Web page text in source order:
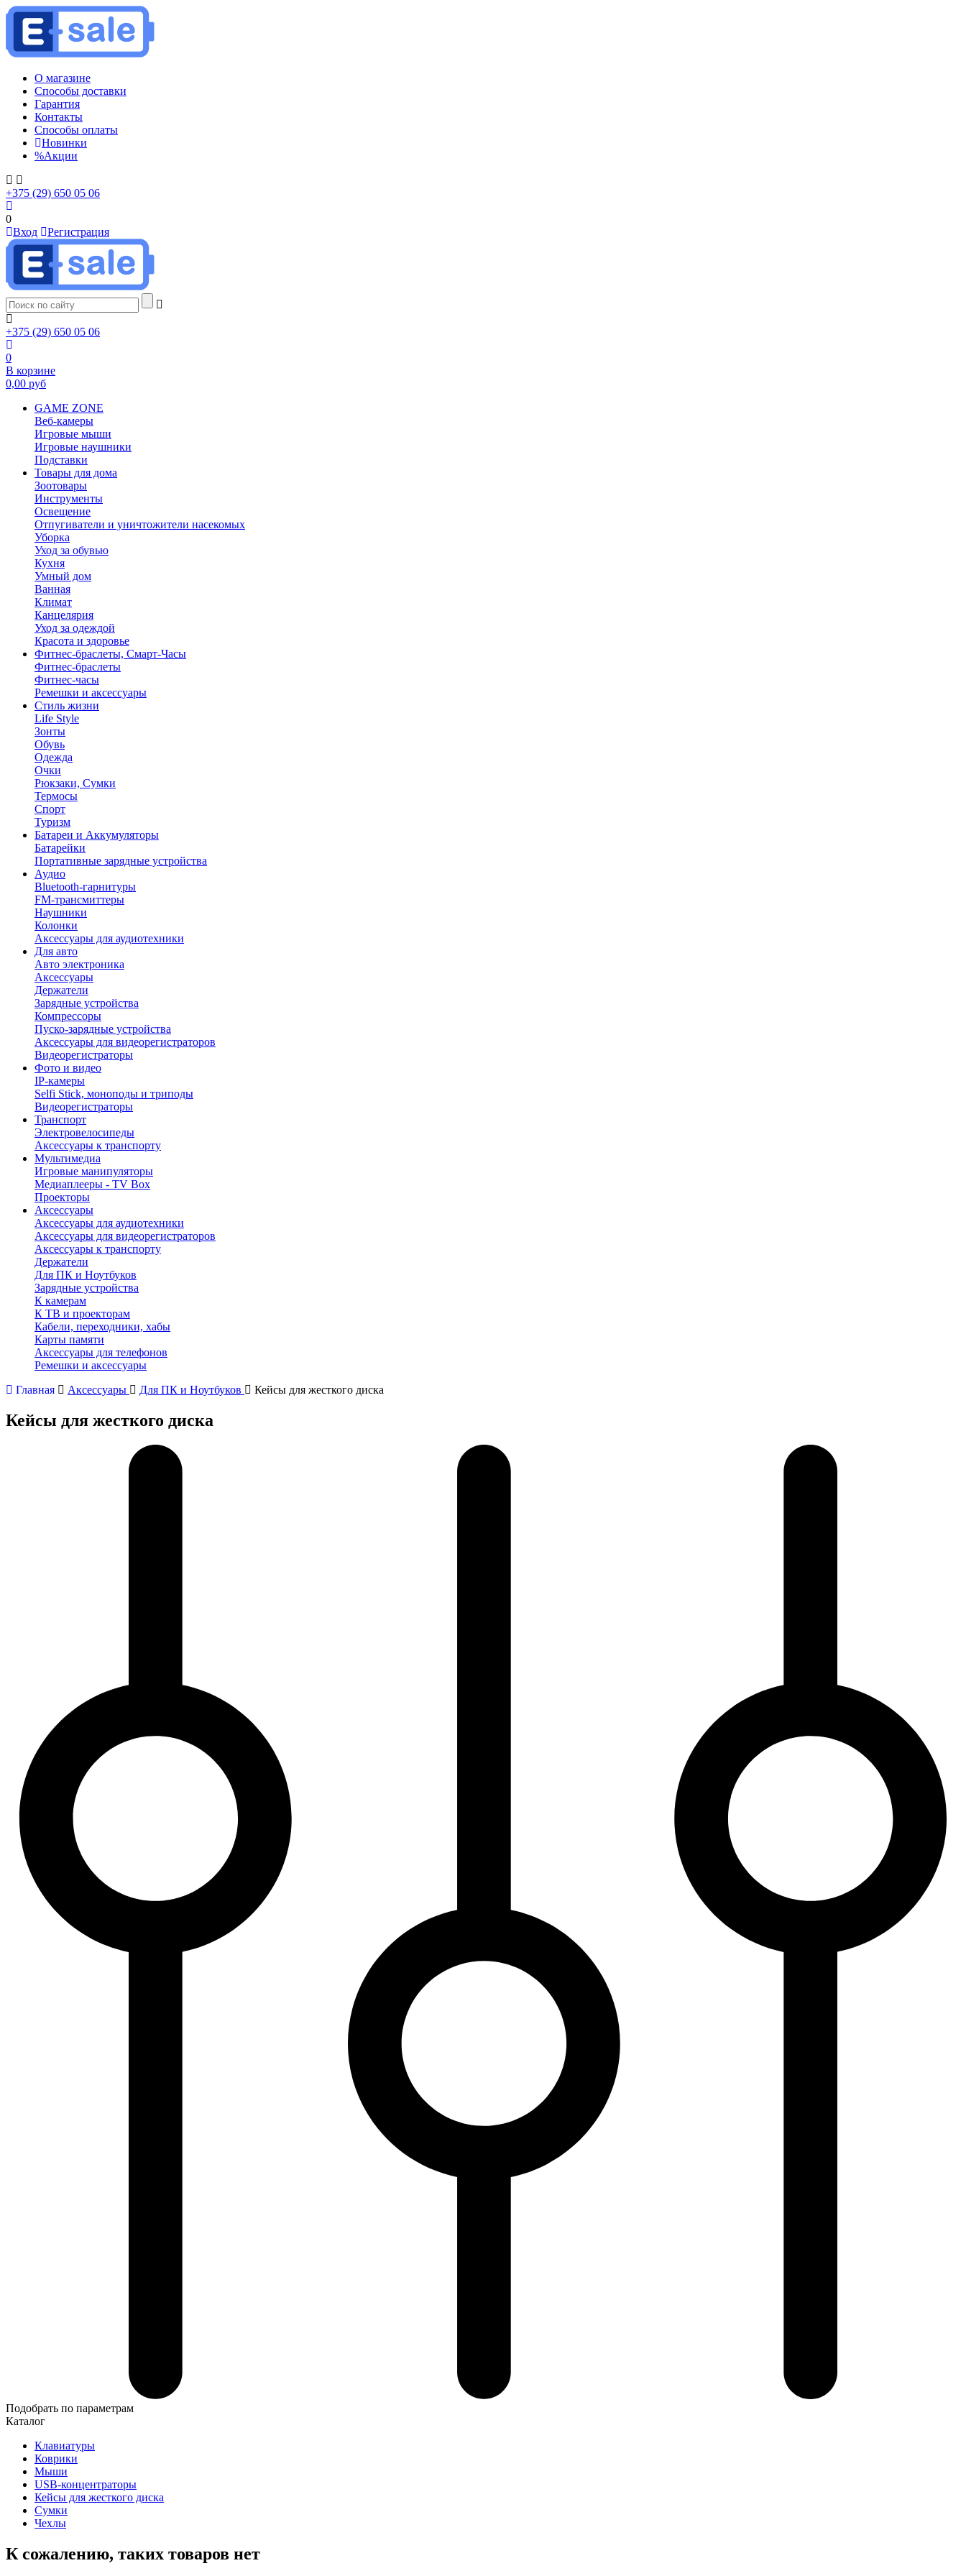
О магазине
Способы доставки
Гарантия
Контакты
Способы оплаты
Новинки
%Акции
+375 (29) 650 05 06
0
Вход
Регистрация
+375 (29) 650 05 06
0
В корзине
0,00 руб
GAME ZONE
Веб-камеры
Игровые мыши
Игровые наушники
Подставки
Товары для дома
Зоотовары
Инструменты
Освещение
Отпугиватели и уничтожители насекомых
Уборка
Уход за обувью
Кухня
Умный дом
Ванная
Климат
Канцелярия
Уход за одеждой
Красота и здоровье
Фитнес-браслеты, Смарт-Часы
Фитнес-браслеты
Фитнес-часы
Ремешки и аксессуары
Стиль жизни
Life Style
Зонты
Обувь
Одежда
Очки
Рюкзаки, Сумки
Термосы
Спорт
Туризм
Батареи и Аккумуляторы
Батарейки
Портативные зарядные устройства
Аудио
Bluetooth-гарнитуры
FM-трансмиттеры
Наушники
Колонки
Аксессуары для аудиотехники
Для авто
Авто электроника
Аксессуары
Держатели
Зарядные устройства
Компрессоры
Пуско-зарядные устройства
Аксессуары для видеорегистраторов
Видеорегистраторы
Фото и видео
IP-камеры
Selfi Stick, моноподы и триподы
Видеорегистраторы
Транспорт
Электровелосипеды
Аксессуары к транспорту
Мультимедиа
Игровые манипуляторы
Медиаплееры - TV Box
Проекторы
Аксессуары
Аксессуары для аудиотехники
Аксессуары для видеорегистраторов
Аксессуары к транспорту
Держатели
Для ПК и Ноутбуков
Зарядные устройства
К камерам
К ТВ и проекторам
Кабели, переходники, хабы
Карты памяти
Аксессуары для телефонов
Ремешки и аксессуары
Главная
Аксессуары Для ПК и Ноутбуков Кейсы для жесткого диска
Кейсы для жесткого диска
Подобрать по параметрам
Каталог
Клавиатуры
Коврики
Мыши
USB-концентраторы
Кейсы для жесткого диска
Сумки
Чехлы
К сожалению, таких товаров нет